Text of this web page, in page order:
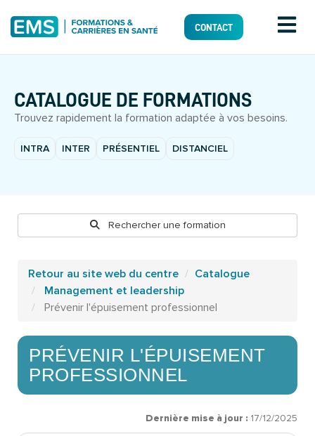
CONTACT
CATALOGUE DE FORMATIONS
Trouvez rapidement la formation adaptée à vos besoins.
INTRA INTER PRÉSENTIEL DISTANCIEL
Rechercher une formation
Retour au site web du centre
Catalogue
Management et leadership
Prévenir l'épuisement professionnel
PRÉVENIR L'ÉPUISEMENT
PROFESSIONNEL
Dernière mise à jour : 17/12/2025